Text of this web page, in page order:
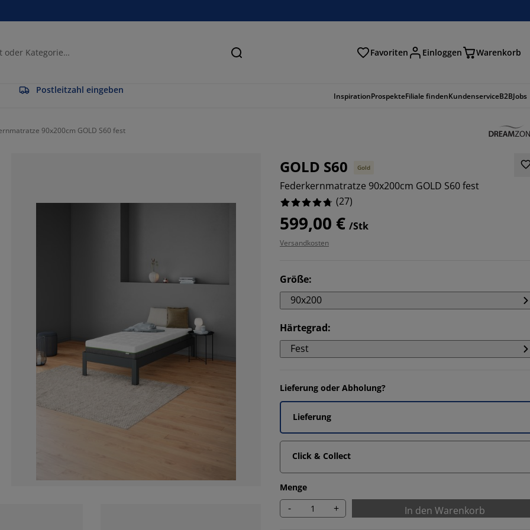
Suchen Favoriten Einloggen Warenkorb
Postleitzahl eingeben
InspirationProspekteFiliale findenKundenserviceB2BJobs
90x200cm GOLD S60 fest
GOLD S60 Gold
Federkernmatratze 90x200cm GOLD S60 fest
(27)
599,00 € /Stk
Versandkosten
Größe:
90x200
Härtegrad:
Fest
Lieferung oder Abholung?
Lieferung
Click & Collect
Menge
- + In den Warenkorb
85.18518518518519%
3.7037037037037033%
3.7037037037037033%